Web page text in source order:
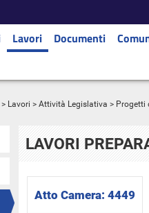
Lavori Documenti
> Lavori > Attività Legislativa > Progetti
LAVORI
Atto Camera: 4449